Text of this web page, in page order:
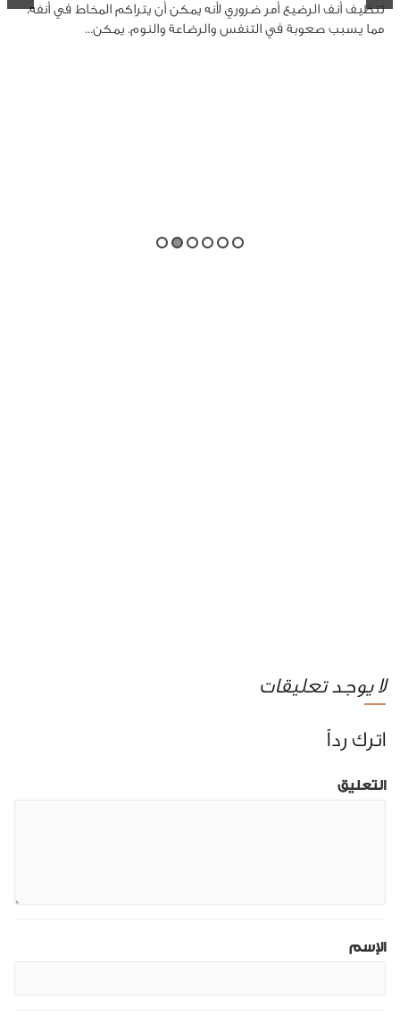
تنظيف أنف الرضيع أمر ضروري لأنه يمكن أن يتراكم المخاط في أنفه،
مما يسبب صعوبة في التنفس والرضاعة والنوم. يمكن...
لا يوجد تعليقات
اترك رداً
التعليق
الإسم